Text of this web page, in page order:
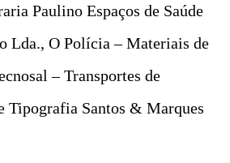
Paulino Espaços de Saúde
Lda., O Polícia – Materiais de
– Transportes de
Tipografia Santos & Marques